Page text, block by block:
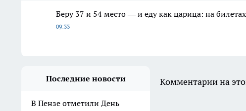
Беру 37 и 54 место — и еду как царица: на
09:33
Последние новости
В Пензе отметили День
Комментарии на